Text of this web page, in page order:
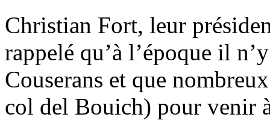
Christian Fort, leur
rappelé qu’à l’époque il
Couserans et que
col del Bouich) pour venir